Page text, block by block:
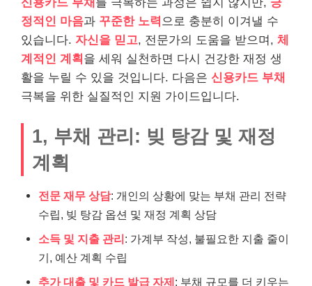
정적인 마음과 꾸준한 노력 으로 충분히 이겨낼 수
있습니다. 자신을 믿고, 전문가의 도움을 받으며, 체
계적인 계획 을 세워 실천하면 다시 건강한 재정 생
활을 누릴 수 있을 것입니다. 다음은 신용카드 부채
극복을 위한 실질적인 지원 가이드입니다.
1, 부채 관리: 빚 탕감 및 재정
계획
전문 재무 상담: 개인의 상황에 맞는 부채 관리 전략
수립, 빚 탕감 옵션 및 재정 계획 상담
소득 및 지출 관리: 가계부 작성, 불필요한 지출 줄이
기, 예산 계획 수립
추가 대출 및 카드 발급 자제: 부채 규모를 더 키우는